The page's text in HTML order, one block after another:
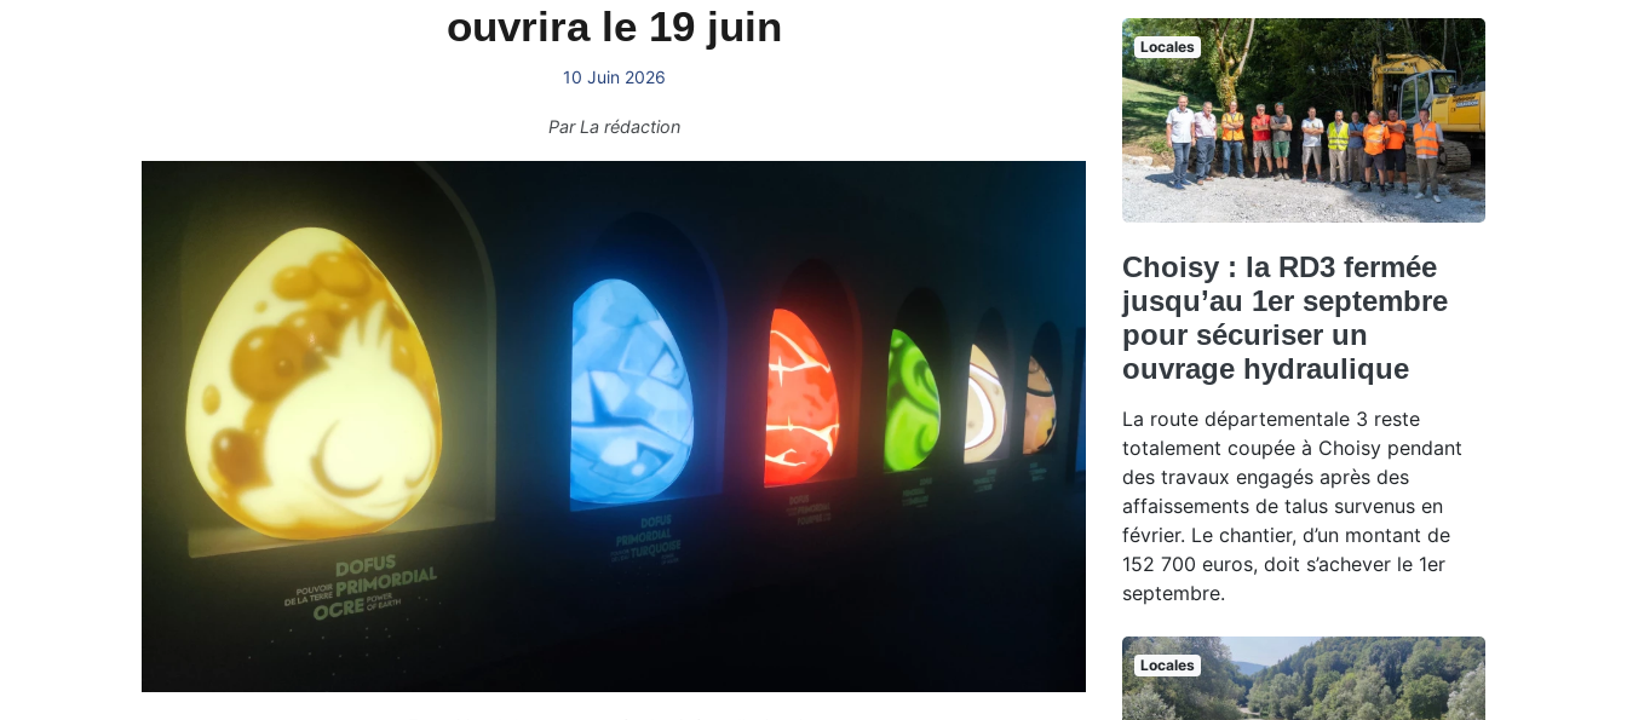
ouvrira le 19 juin
10 Juin 2026
ParLa rédaction
Locales
Choisy : la RD3 fermée
jusqu’au 1er septembre
pour sécuriser un
ouvrage hydraulique
La route départementale 3 reste
totalement coupée à Choisy pendant
des travaux engagés après des
affaissements de talus survenus en
février. Le chantier, d’un montant de
152 700 euros, doit s’achever le 1er
septembre.
Locales